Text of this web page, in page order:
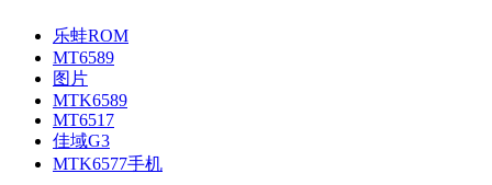
乐蛙ROM
MT6589
图片
MTK6589
MT6517
佳域G3
MTK6577手机